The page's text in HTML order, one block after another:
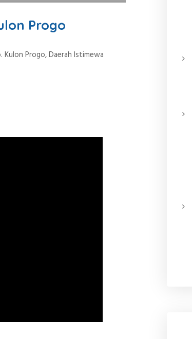
Progo
Kulon Progo, Daerah Istimewa